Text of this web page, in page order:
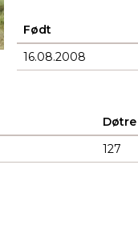
Født
16.08.2008
127